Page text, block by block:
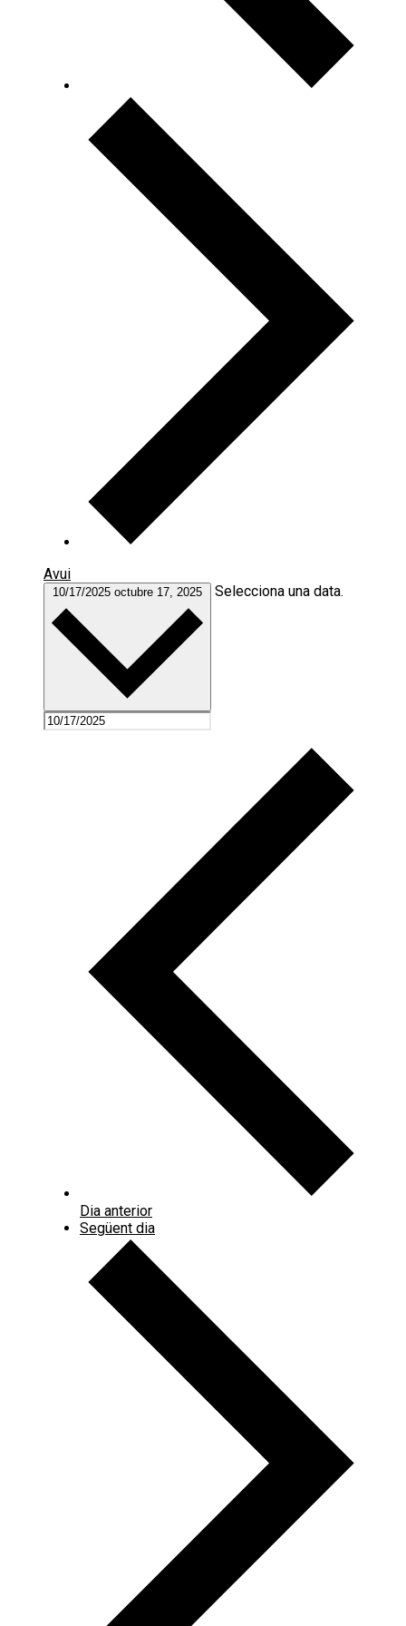
Avui
10/17/2025 octubre 17, 2025 Selecciona una data.
Dia anterior
Següent dia